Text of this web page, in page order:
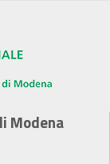
Modena